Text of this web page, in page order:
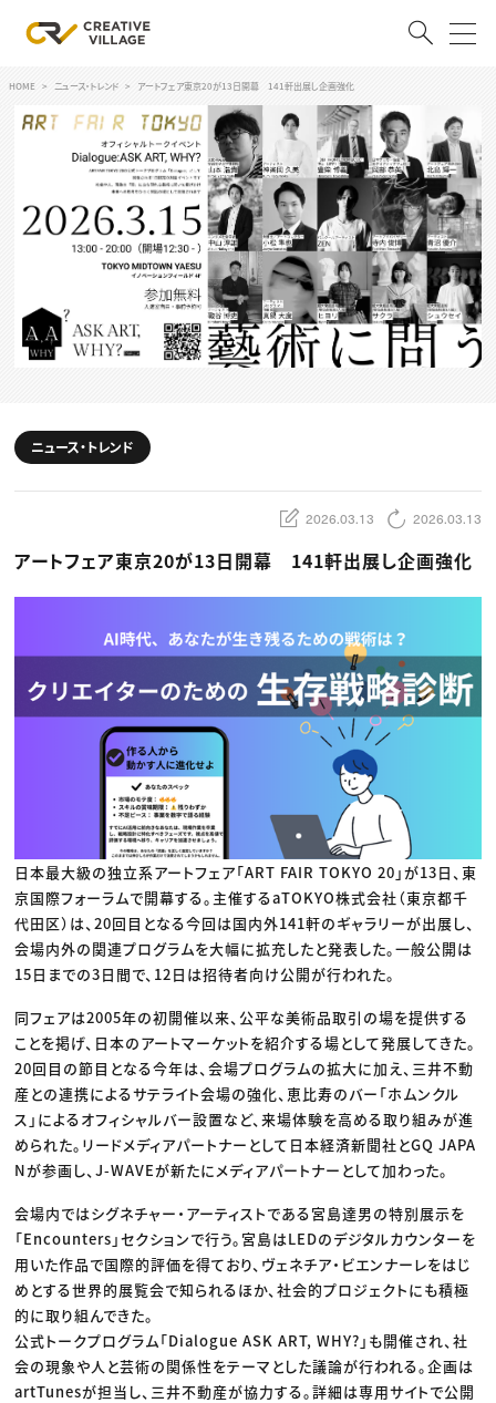
ログイン 会員登録
RECRUIT
クリエイター求人を探す
CREATIVE JOB求人検索
特集求人
採用説明会
転職支援サービス
CONTENTS
スキルアップしたい！ トップ
デザイン
動画配信・映像制作
ディレクション
業界解説・キャリア事情
TOP Creator’s コラム
ゲームクリエイター
映像クリエイター
マーケッター
C＆R Magazine
映像
広告
出版
CREATIVE VILLAGEからのお知らせ
プロフェッショナル×つながる×メディア
HOME ニュース・トレンド アートフェア東京20が13日開幕 141軒出展し企画強化
ニュース・トレンド
2026.03.13 2026.03.13
アートフェア東京20が13日開幕 141軒出展し企画強化
日本最大級の独立系アートフェア「ART FAIR TOKYO 20」が13日、東
京国際フォーラムで開幕する。主催するaTOKYO株式会社（東京都千
代田区）は、20回目となる今回は国内外141軒のギャラリーが出展し、
会場内外の関連プログラムを大幅に拡充したと発表した。一般公開は
15日までの3日間で、12日は招待者向け公開が行われた。
同フェアは2005年の初開催以来、公平な美術品取引の場を提供する
ことを掲げ、日本のアートマーケットを紹介する場として発展してきた。
20回目の節目となる今年は、会場プログラムの拡大に加え、三井不動
産との連携によるサテライト会場の強化、恵比寿のバー「ホムンクル
ス」によるオフィシャルバー設置など、来場体験を高める取り組みが進
められた。リードメディアパートナーとして日本経済新聞社とGQ JAPA
Nが参画し、J-WAVEが新たにメディアパートナーとして加わった。
会場内ではシグネチャー・アーティストである宮島達男の特別展示を
「Encounters」セクションで行う。宮島はLEDのデジタルカウンターを
用いた作品で国際的評価を得ており、ヴェネチア・ビエンナーレをはじ
めとする世界的展覧会で知られるほか、社会的プロジェクトにも積極
的に取り組んできた。
公式トークプログラム「Dialogue ASK ART, WHY?」も開催され、社
会の現象や人と芸術の関係性をテーマとした議論が行われる。企画は
artTunesが担当し、三井不動産が協力する。詳細は専用サイトで公開